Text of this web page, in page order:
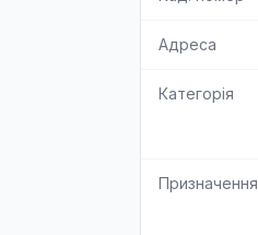
Адреса
Категорія
Призначення